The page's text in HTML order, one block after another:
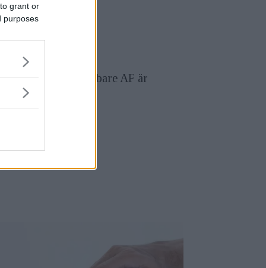
grant or
purposes
även en snabbare AF är